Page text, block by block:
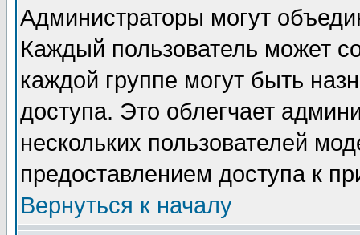
Администраторы могут
Каждый пользователь может
каждой группе могут быть
доступа. Это облегчает
нескольких пользователей
предоставлением доступа к
Вернуться к началу